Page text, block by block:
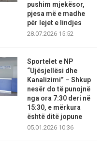
pushim mjekësor,
pjesa më e madhe
për lejet e lindjes
28.07.2026 15:52
Sportelet e NP
“Ujësjellësi dhe
Kanalizimi” – Shkup
nesër do të punojnë
nga ora 7:30 deri në
15:30, e mërkura
është ditë jopune
05.01.2026 10:36